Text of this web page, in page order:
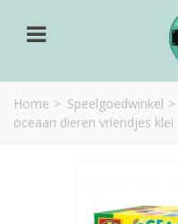
Home > Speelgoedwinkel >
oceaan dieren vriendjes klei